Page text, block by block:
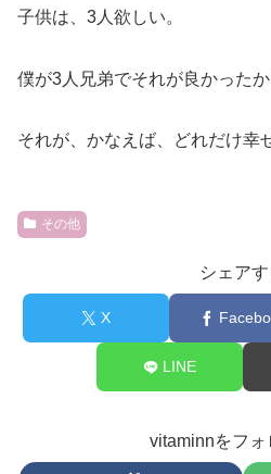
子供は、3人欲しい。
僕が3人兄弟でそれが良かったか
それが、かなえば、どれだけ幸
その他
シェアす
X
LINE
vitaminnをフォ